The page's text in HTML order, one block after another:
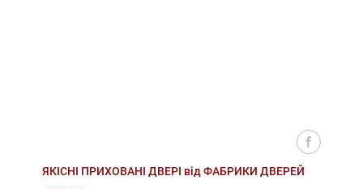
ЯКІСНІ ПРИХОВАНІ ДВЕРІ від ФАБРИКИ ДВЕРЕЙ